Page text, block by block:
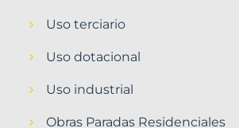
Uso terciario
Uso dotacional
Uso industrial
Obras Paradas Residenciales